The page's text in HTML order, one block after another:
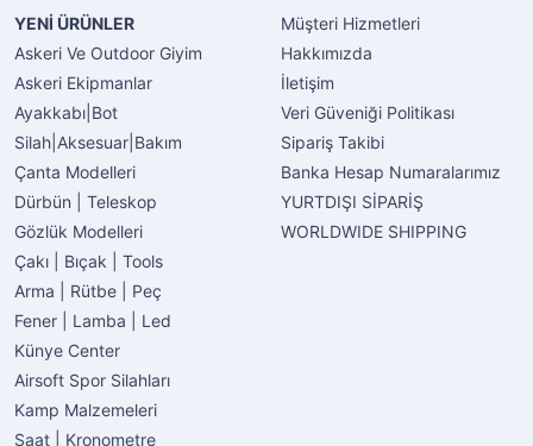
YENİ ÜRÜNLER
Askeri Ve Outdoor Giyim
Askeri Ekipmanlar
Ayakkabı|Bot
Silah|Aksesuar|Bakım
Çanta Modelleri
Dürbün | Teleskop
Gözlük Modelleri
Çakı | Bıçak | Tools
Arma | Rütbe | Peç
Fener | Lamba | Led
Künye Center
Airsoft Spor Silahları
Kamp Malzemeleri
Saat | Kronometre
Müşteri Hizmetleri
Hakkımızda
İletişim
Veri Güveniği Politikası
Sipariş Takibi
Banka Hesap Numaralarımız
YURTDIŞI SİPARİŞ
WORLDWIDE SHIPPING